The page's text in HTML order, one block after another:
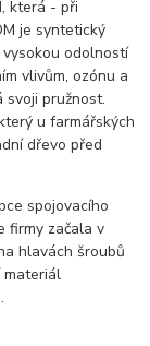
která - při
je syntetický
odolností
vlivům, ozónu a
svoji pružnost.
u farmářských
dřevo před
spojovacího
firmy začala v
hlavách šroubů
materiál